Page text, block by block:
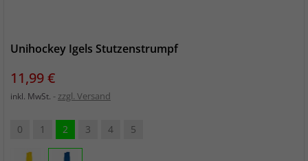
Unihockey Igels Stutzenstrumpf
Preis
11,99 €
inkl. MwSt. zzgl. Versand
0 1 2 3 4 5